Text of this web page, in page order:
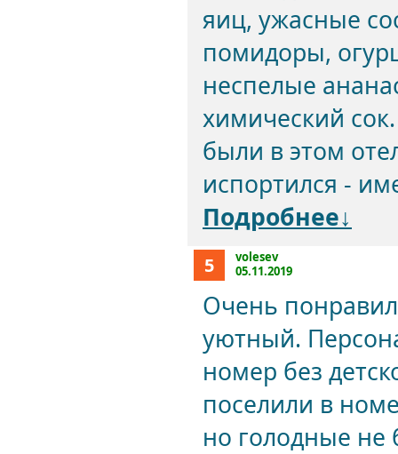
яиц, ужасные
помидоры,
неспелые
химический
были в этом
испортился -
Подробнее↓
5
volesev
05.11.2019
Очень
уютный.
номер без
поселили в
но голодные не